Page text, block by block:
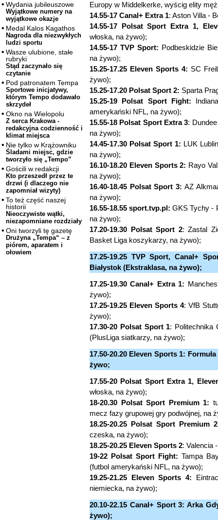
Wydania jubileuszowe
Wyjątkowe numery na
wyjątkowe okazje
Medal Kalos Kagathos
Nagroda dla niezwykłych
ludzi sportu
Wasze ulubione, stałe
rubryki
Stąd zaczynało się
czytanie
Pod patronatem Tempa
Sportowe inicjatywy,
którym Tempo dodawało
skrzydeł
Okno na Wielopolu
Z serca Krakowa -
redakcyjna codzienność i
klimat miejsca
Nie tylko w Krążowniku
Śladami miejsc, gdzie
tworzyło się „Tempo”
Gościli w redakcji
Kto przeszedł przez te
drzwi (i dlaczego nie
zapomniał wizyty)
To też część naszej
historii
Nieoczywiste wątki,
niezapomniane rozdziały
Oni tworzyli tę gazetę
Drużyna „Tempa“ – z
piórem, aparatem i
ołowiem
Europy w Middelkerke, wyścig elity
14.55-17 Canal+ Extra 1: Aston Villa -
14.55-17 Polsat Sport Extra 1,
włoska, na żywo);
14.55-17 TVP Sport: Podbeskidzie
na żywo);
15.25-17.25 Eleven Sports 4: SC
żywo);
15.25-17.20 Polsat Sport 2: Sparta
15.25-19 Polsat Sport Fight:
amerykański NFL, na żywo);
15.55-18 Polsat Sport Extra 3:
na żywo);
14.45-17.30 Polsat Sport 1: LUK
na żywo);
16.10-18.20 Eleven Sports 2: Rayo
na żywo);
16.40-18.45 Polsat Sport 3: AZ
na żywo);
16.55-18.55 sport.tvp.pl: GKS Tychy -
na żywo);
17.20-19.30 Polsat Sport 2: Zastal
Basket Liga koszykarzy, na żywo);
17.25-19.25 TVP Sport, Canal+
Białystok (Ekstraklasa, na żywo);
17.25-19.30 Canal+ Extra 1:
żywo);
17.25-19.25 Eleven Sports 4: VfB
żywo);
17.30-20 Polsat Sport 1: Politechnika
(PlusLiga siatkarzy, na żywo);
17.50-20.20 Eleven Sports 1:
żywo;
17.55-20 Polsat Sport Extra 1,
włoska, na żywo);
18-20.30 Polsat Sport Premium 1:
mecz fazy grupowej gry podwójnej, na
18.25-20.25 Polsat Sport Premium
czeska, na żywo);
18.25-20.25 Eleven Sports 2: Valencia
19-22 Polsat Sport Fight: Tampa
(futbol amerykański NFL, na żywo);
19.25-21.25 Eleven Sports 4:
niemiecka, na żywo);
20.10-22.15 Canal+ Sport 3: Arka
żywo);